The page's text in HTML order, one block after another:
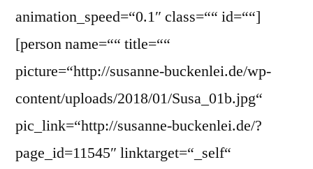
animation_speed=“0.1″ class=““ id=““]
[person name=““ title=““
picture=“http://susanne-buckenlei.de/wp-
content/uploads/2018/01/Susa_01b.jpg“
pic_link=“http://susanne-buckenlei.de/?
page_id=11545″ linktarget=“_self“